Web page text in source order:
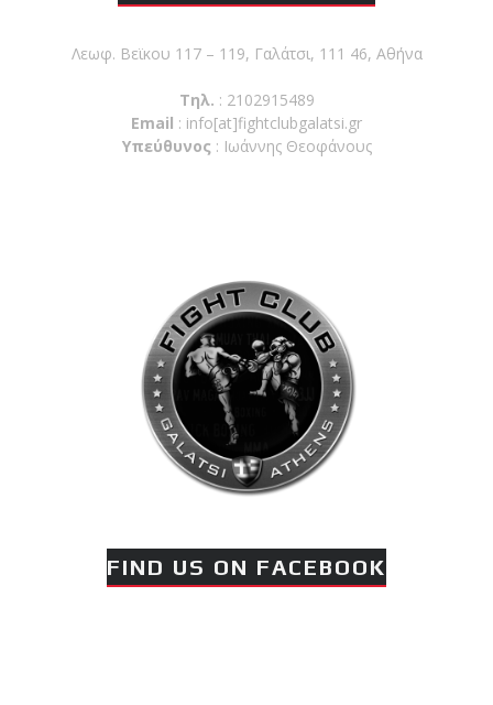
Λεωφ. Βεϊκου 117 – 119, Γαλάτσι, 111 46, Αθήνα
Τηλ. : 2102915489
Email : info[at]fightclubgalatsi.gr
Υπεύθυνος : Ιωάννης Θεοφάνους
FIND US ON FACEBOOK